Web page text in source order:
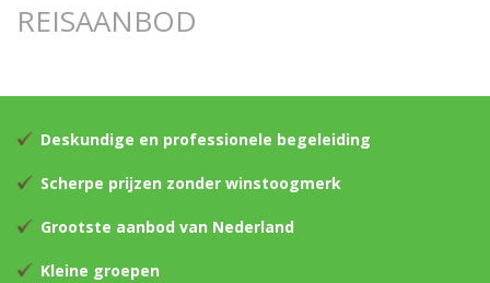
REISAANBOD
Deskundige en professionele begeleiding
Scherpe prijzen zonder winstoogmerk
Grootste aanbod van Nederland
Kleine groepen